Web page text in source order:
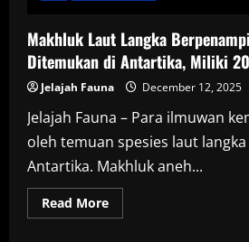
Makhluk Laut Langka
Ditemukan di Antartika, Miliki
Jelajah Fauna December 12, 2025
Jelajah Fauna – Para ilmuwan
oleh temuan spesies laut
Antartika. Makhluk aneh...
Read MoreRead
more